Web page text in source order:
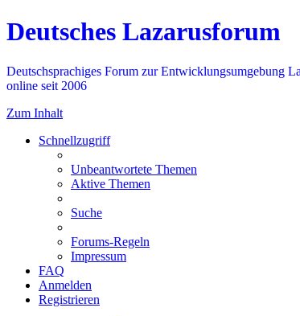
Deutsches Lazarusforum
Deutschsprachiges Forum zur Entwicklungsumgebung
online seit 2006
Zum Inhalt
Schnellzugriff
Unbeantwortete Themen
Aktive Themen
Suche
Forums-Regeln
Impressum
FAQ
Anmelden
Registrieren